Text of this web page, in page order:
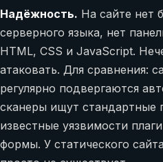
Надёжность. На сайте нет
серверного языка, нет
HTML, CSS и JavaScript.
атаковать. Для сравнения:
регулярно подвергаются
сканеры ищут стандартные
известные уязвимости
формы. У статического